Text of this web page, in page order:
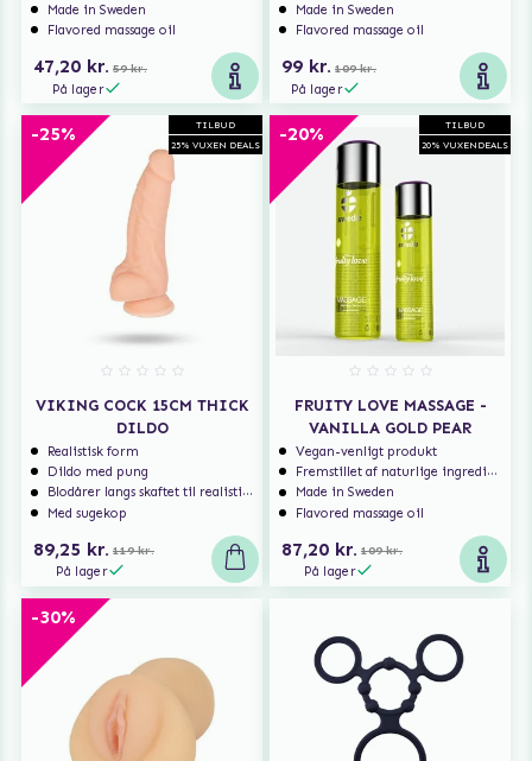
Made in Sweden
Flavored massage oil
47,20 kr. 59 kr.
På lager
Made in Sweden
Flavored massage oil
99 kr. 109 kr.
På lager
TILBUD
25% VUXEN DEALS
-25%
VIKING COCK 15CM THICK
DILDO
Realistisk form
Dildo med pung
Blodårer langs skaftet til realistisk nydelse
Med sugekop
89,25 kr. 119 kr.
På lager
TILBUD
20% VUXENDEALS
-20%
FRUITY LOVE MASSAGE -
VANILLA GOLD PEAR
Vegan-venligt produkt
Fremstillet af naturlige ingredienser
Made in Sweden
Flavored massage oil
87,20 kr. 109 kr.
På lager
-30%